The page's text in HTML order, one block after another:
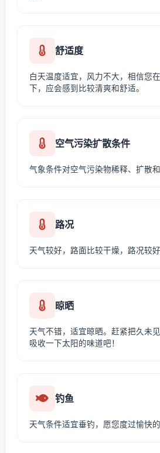
舒适度
白天温度适宜，风力不大，相信您
下，应会感到比较清爽和舒适。
空气污染扩散条件
气象条件对空气污染物稀释、扩散
路况
天气较好，路面比较干燥，路况较好
晾晒
天气不错，适宜晾晒。赶紧把久未
吸收一下太阳的味道吧！
钓鱼
天气条件适宜垂钓，愿您度过愉快的